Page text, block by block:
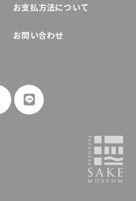
お支払方法について
お問い合わせ